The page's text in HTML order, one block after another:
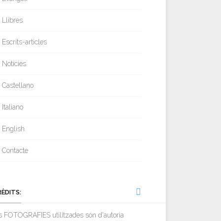
Llibres
Escrits-articles
Notícies
Castellano
Italiano
English
Contacte
FOTOGRAFIES utilitzades són d'autoria